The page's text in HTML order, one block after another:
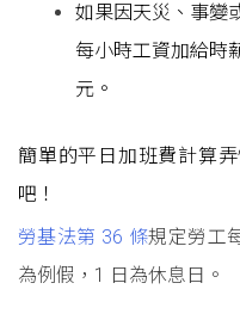
如果因天災、事變
每小時工資加給時
元。
簡單的平日加班費計算
吧！
勞基法第 36 條規定勞工
為例假，1 日為休息日。